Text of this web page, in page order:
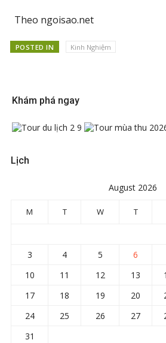
Theo ngoisao.net
POSTED IN Kinh Nghiệm
Khám phá ngay
Lịch
August 2026
M T W T
3
4 5 6
10
11 12 13
17
18 19 20
24
25 26 27
31